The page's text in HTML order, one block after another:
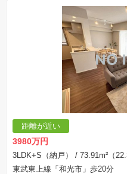
※建築条件土地の情報内に掲載されている
の一例であって、プランの採用可否は任意で
※土地（建築条件なし）で「建物プラン例
負会社によるもので、当該建築請負会社以
とは限りません。また建築請負会社を特定す
※建築条件付き土地とは、その土地に建築
ことを条件として売買される土地のことを
協議するため、土地購入者が自己の希望す
交渉期間が設定され、その期間内で希望を
します。なお、この期間は概ね3ヶ月程度と
負契約が成立しない場合、土地売買契約は
手付金など）は名目のいかんに関わらず、
※課税対象物件の「価格」や「費用等」は
※「本体価格」とは、課税対象物件におい
合計額を指します。
表示されておりません。
※取引にかかる費用：物件の契約手続き、
不動産会社によって表記有無が異なるため
いたします。
距離が近い
3980万円
3LDK+S（納戸） / 73.91m²（
東武東上線「和光市」歩20分